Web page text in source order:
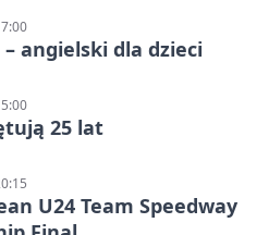
– angielski dla dzieci
25 lat
U24 Team Speedway